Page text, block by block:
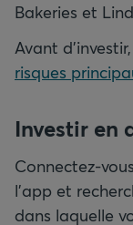
Bakeries et
Avant
risques
Investir en
Connectez-
l’app et
dans laquelle